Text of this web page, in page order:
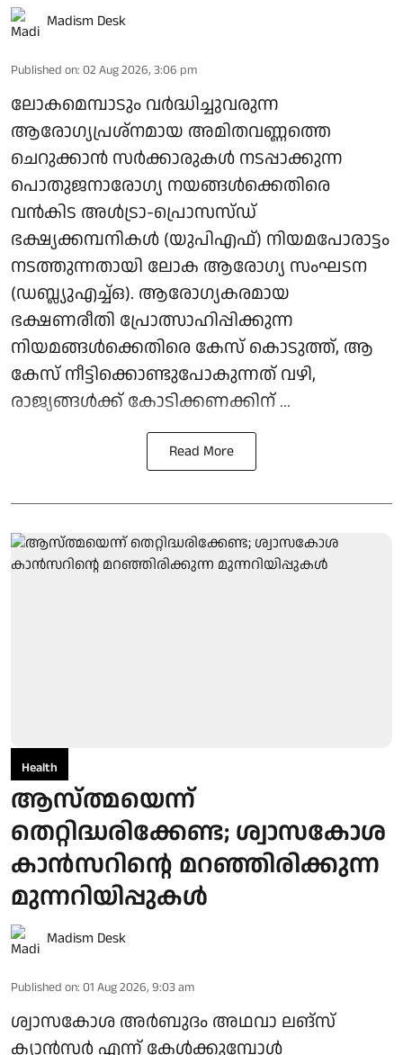
Madism Desk
Published on: 02 Aug 2026, 3:06 pm
ലോകമെമ്പാടും വര്‍ദ്ധിച്ചുവരുന്ന
ആരോഗ്യപ്രശ്‌നമായ അമിതവണ്ണത്തെ
ചെറുക്കാന്‍ സര്‍ക്കാരുകള്‍ നടപ്പാക്കുന്ന
പൊതുജനാരോഗ്യ നയങ്ങള്‍ക്കെതിരെ
വന്‍കിട അള്‍ട്രാ-പ്രൊസസ്ഡ്
ഭക്ഷ്യക്കമ്പനികള്‍ (യുപിഎഫ്) നിയമപോരാട്ടം
നടത്തുന്നതായി ലോക ആരോഗ്യ സംഘടന
(ഡബ്ല്യുഎച്ച്ഒ). ആരോഗ്യകരമായ
ഭക്ഷണരീതി പ്രോത്സാഹിപ്പിക്കുന്ന
നിയമങ്ങള്‍ക്കെതിരെ കേസ് കൊടുത്ത്, ആ
കേസ് നീട്ടിക്കൊണ്ടുപോകുന്നത് വഴി,
രാജ്യങ്ങള്‍ക്ക് കോടിക്കണക്കിന് ...
Read More
Health
ആസ്ത്മയെന്ന്
തെറ്റിദ്ധരിക്കേണ്ട; ശ്വാസകോശ
കാൻസറിന്റെ മറഞ്ഞിരിക്കുന്ന
മുന്നറിയിപ്പുകൾ
Madism Desk
Published on: 01 Aug 2026, 9:03 am
ശ്വാസകോശ അർബുദം അഥവാ ലങ്സ്
ക്യാൻസർ എന്ന് കേൾക്കുമ്പോൾ